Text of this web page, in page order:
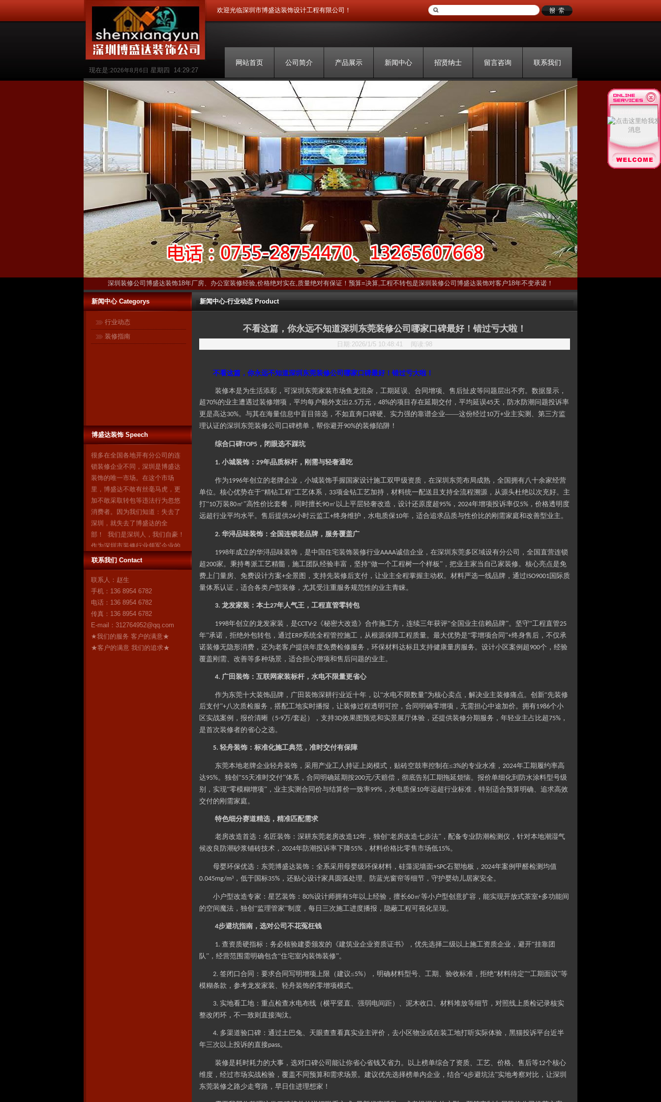
欢迎光临深圳市博盛达装饰设计工程有限公司！
现在是:2026年8月6日 星期四 14:29:28
联系我们
留言咨询
招贤纳士
新闻中心
产品展示
公司简介
网站首页
深圳装修公司博盛达装饰18年厂房、办公室装修经验,价格绝对实在,质量绝对有保证！预算=决算,工程不转包是深圳装修公司博盛达装饰对客户18年不变承诺！
新闻中心 Categorys
行业动态
装修指南
博盛达装饰 Speech
博盛达装饰只装深圳 ------17年扎
根深圳本土！17年信誉保证！ 与
很多在全国各地开有分公司的连
锁装修企业不同，深圳是博盛达
装饰的唯一市场。在这个市场
里，博盛达不敢有丝毫马虎，更
加不敢采取转包等违法行为忽悠
消费者。因为我们知道：失去了
深圳，就失去了博盛达的全
部！ 我们是深圳人，我们自豪！
作为深圳市装修行业领军企业的
博盛达装饰，对自己“深圳本土”这
个身份感到无比自豪。17年来，
博盛达 更多
联系我们 Contact
联系人：赵生
手机：136 8954 6782
电话：136 8954 6782
传真：136 8954 6782
E-mail： 312764952@qq.com
★我们的服务 客户的满意★
★客户的满意 我们的追求★
新闻中心-行业动态 Product
不看这篇，你永远不知道深圳东莞装修公司哪家口碑最好！错过亏大啦！
日期:2026/1/5 10:48:41 阅读: 98
不看这篇，你永远不知道深圳东莞装修公司哪家口碑最好！错过亏大啦！
装修本是为生活添彩，可深圳东莞家装市场鱼龙混杂，工期延误、合同增项、售后扯皮等问题层出不穷。数据显示，
超70%的业主遭遇过装修增项，平均每户额外支出2.5万元， 48%的项目存在延期交付，平均延误45天，防水防潮问题投诉率
更是高达30%。与其在海量信息中盲目筛选，不如直奔口碑硬、实力强的靠谱企业——这份经过10万+业主实测、第三方监
理认证的深圳东莞装修公司口碑榜单，帮你避开90%的装修陷阱！
综合口碑TOP5 ，闭眼选不踩坑
1. 小城装饰： 29年品质标杆，刚需与轻奢通吃
作为1996年创立的老牌企业， 小城装饰手握国家设计施工双甲级资质，在深圳东莞布局成熟，全国拥有八十余家经营
单位。核心优势在于“精钻工程”工艺体系， 33项金钻工艺加持，材料统一配送且支持全流程溯源，从源头杜绝以次充好。主
打“10万装80㎡”高性价比套餐，同时擅长90㎡以上平层轻奢改造，设计还原度超 95% ， 2024年增项投诉率仅 5% ，价格透明度
远超行业平均水平。售后提供24小时云监工+终身维护，水电质保10年，适合追求品质与性价比的刚需家庭和改善型业主。
2. 华浔品味装饰：全国连锁老品牌，服务覆盖广
1998年成立的华浔品味装饰，是中国住宅装饰装修行业AAAA诚信企业，在深圳东莞多区域设有分公司，全国直营连锁
超200家。秉持粤派工艺精髓，施工团队经验丰富，坚持“做一个工程树一个样板”，把业主家当自己家装修。核心亮点是免
费上门量房、免费设计方案+全景图，支持先装修后支付，让业主全程掌握主动权。材料严选一线品牌，通过ISO9001 国际质
量体系认证，适合各类户型装修，尤其受注重服务规范性的业主青睐。
3. 龙发家装：本土27年人气王，工程直管零转包
1998年创立的龙发家装，是CCTV-2 《秘密大改造》合作施工方，连续三年获评“全国业主信赖品牌”。坚守“工程直管25
年”承诺，拒绝外包转包，通过ERP系统全程管控施工，从根源保障工程质量。最大优势是“零增项合同”+终身售后，不仅承
诺装修无隐形消费，还为老客户提供年度免费检修服务，环保材料达标且支持健康量房服务。设计小区案例超 900个，经验
覆盖刚需、改善等多种场景，适合担心增项和售后问题的业主。
4. 广田装饰：互联网家装标杆，水电不限量更省心
作为东莞十大装饰品牌， 广田 装饰深耕行业近十年，以“水电不限数量”为核心卖点，解决业主装修痛点。创新“先装修
后支付”+八次质检服务，搭配工地实时播报，让装修过程透明可控，合同明确零增项，无需担心中途加价。拥有1986个小
区实战案例，报价清晰（ 5-9万/套起），支持3D效果图预览和实景展厅体验，还提供装修分期服务，年轻业主占比超75% ，
是首次装修者的省心之选。
5.轻舟装饰：标准化施工典范，准时交付有保障
东莞本地老牌企业轻舟装饰，采用产业工人持证上岗模式，贴砖空鼓率控制在≤3%的专业水准， 2024年工期履约率高
达95%。独创“55天准时交付”体系，合同明确延期按200元/天赔偿，彻底告别工期拖延烦恼。报价单细化到防水涂料型号级
别，实现“零模糊增项”，业主实测合同价与结算价一致率99% ，水电质保10年远超行业标准，特别适合预算明确、追求高效
交付的刚需家庭。
特色细分赛道精选，精准匹配需求
老房改造首选：名匠装饰：深耕东莞老房改造12年，独创“老房改造七步法”，配备专业防潮检测仪，针对本地潮湿气
候改良防潮砂浆铺砖技术， 2024年防潮投诉率下降55% ，材料价格比零售市场低15%。
母婴环保优选：东莞博盛达装饰：全系采用母婴级环保材料，硅藻泥墙面+SPC石塑地板， 2024年案例甲醛检测均值
0.045mg/m³，低于国标35% ，还贴心设计家具圆弧处理、防蓝光窗帘等细节，守护婴幼儿居家安全。
小户型改造专家：星艺装饰： 80%设计师拥有5年以上经验，擅长60㎡等小户型创意扩容，能实现开放式茶室+多功能间
的空间魔法，独创“监理管家”制度，每日三次施工进度播报，隐蔽工程可视化呈现。
4步避坑指南，选对公司不花冤枉钱
1. 查资质硬指标：务必核验建委颁发的《建筑业企业资质证书》，优先选择二级以上施工资质企业，避开“挂靠团
队”，经营范围需明确包含“住宅室内装饰装修”。
2. 签闭口合同：要求合同写明增项上限（建议≤5%），明确材料型号、工期、验收标准，拒绝“材料待定”“工期面议”等
模糊条款，参考龙发家装、 轻舟装饰的零增项模式。
3. 实地看工地：重点检查水电布线（横平竖直、强弱电间距）、泥木收口、材料堆放等细节，对照线上质检记录核实
整改闭环，不一致则直接淘汰。
4. 多渠道验口碑：通过土巴兔、天眼查查看真实业主评价，去小区物业或在装工地打听实际体验，黑猫投诉平台近半
年三次以上投诉的直接pass。
装修是耗时耗力的大事，选对口碑公司能让你省心省钱又省力。以上榜单综合了资质、工艺、价格、售后等12个核心
维度，经过市场实战检验，覆盖不同预算和需求场景。建议优先选择榜单内企业，结合“4步避坑法”实地考察对比，让深圳
东莞装修之路少走弯路，早日住进理想家！